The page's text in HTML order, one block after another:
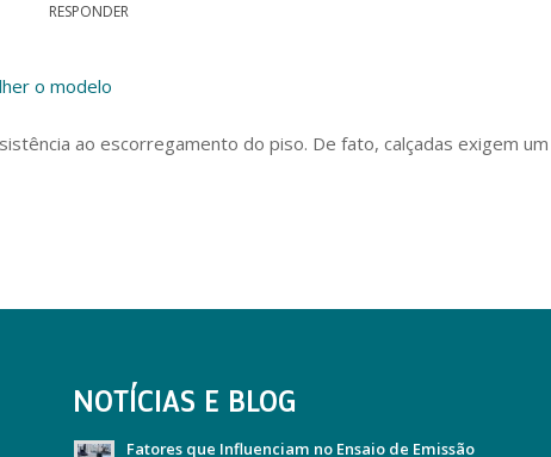
RESPONDER
o modelo
ao escorregamento do piso. De fato, calçadas exigem um
NOTÍCIAS E BLOG
Fatores que Influenciam no Ensaio de Emissão